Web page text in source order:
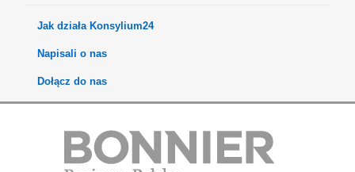
Jak działa Konsylium24
Napisali o nas
Dołącz do nas